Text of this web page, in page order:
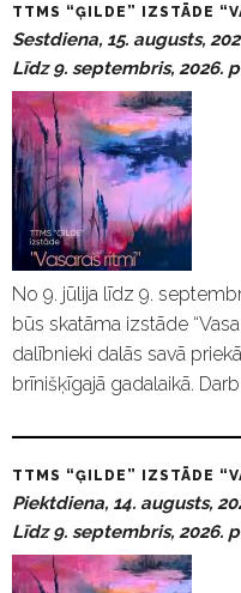
TTMS “ĢILDE” IZSTĀDE
Sestdiena, 15. augusts,
Līdz 9. septembris, 2026.
No 9. jūlija līdz 9.
būs skatāma izstāde
dalībnieki dalās savā
brīnišķīgajā gadalaikā.
TTMS “ĢILDE” IZSTĀDE
Piektdiena, 14. augusts,
Līdz 9. septembris, 2026.